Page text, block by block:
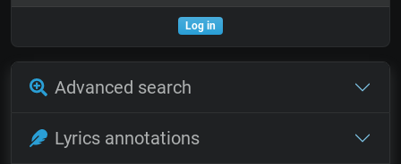
Log in
Advanced search
Lyrics annotations